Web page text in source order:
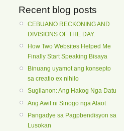
Recent blog posts
CEBUANO RECKONING AND
DIVISIONS OF THE DAY.
How Two Websites Helped Me
Finally Start Speaking Bisaya
Binuang uyamot ang konsepto
sa creatio ex nihilo
Sugilanon: Ang Hakog Nga Datu
Ang Awit ni Sinogo nga Alaot
Pangadye sa Pagpbendisyon sa
Lusokan